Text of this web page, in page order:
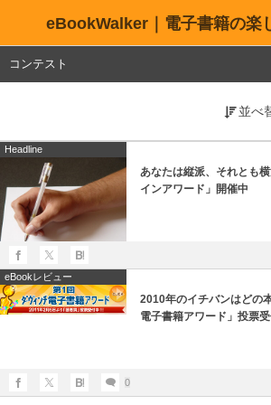
eBookWalker｜電子書籍の楽
コンテスト
並べ
Headline
あなたは縦派、それとも
インアワード」開催中
eBookレビュー
2010年のイチバンはどの
電子書籍アワード」投票
0